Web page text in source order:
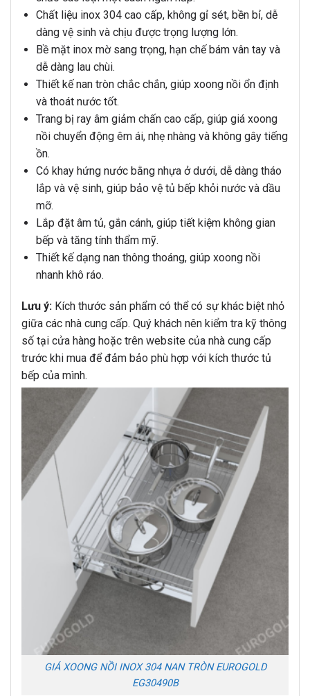
Chất liệu inox 304 cao cấp, không gỉ sét, bền bỉ, dễ
dàng vệ sinh và chịu được trọng lượng lớn.
Bề mặt inox mờ sang trọng, hạn chế bám vân tay và
dễ dàng lau chùi.
Thiết kế nan tròn chắc chắn, giúp xoong nồi ổn định
và thoát nước tốt.
Trang bị ray âm giảm chấn cao cấp, giúp giá xoong
nồi chuyển động êm ái, nhẹ nhàng và không gây tiếng
ồn.
Có khay hứng nước bằng nhựa ở dưới, dễ dàng tháo
lắp và vệ sinh, giúp bảo vệ tủ bếp khỏi nước và dầu
mỡ.
Lắp đặt âm tủ, gắn cánh, giúp tiết kiệm không gian
bếp và tăng tính thẩm mỹ.
Thiết kế dạng nan thông thoáng, giúp xoong nồi
nhanh khô ráo.
Lưu ý: Kích thước sản phẩm có thể có sự khác biệt nhỏ
giữa các nhà cung cấp. Quý khách nên kiểm tra kỹ thông
số tại cửa hàng hoặc trên website của nhà cung cấp
trước khi mua để đảm bảo phù hợp với kích thước tủ
bếp của mình.
GIÁ XOONG NỒI INOX 304 NAN TRÒN EUROGOLD
EG30490B